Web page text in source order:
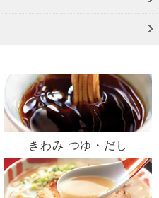
きわみ つゆ・だし